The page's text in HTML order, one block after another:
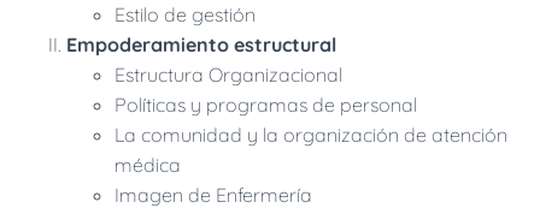
Estilo de gestión
Empoderamiento estructural
Estructura Organizacional
Políticas y programas de personal
La comunidad y la organización de atención
médica
Imagen de Enfermería